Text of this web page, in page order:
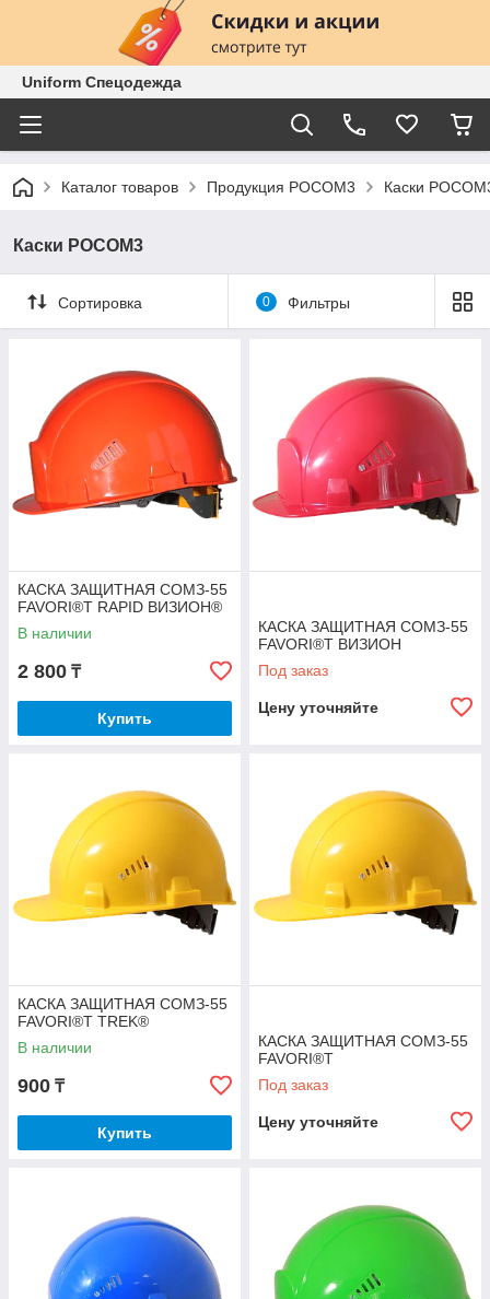
Uniform Спецодежда
Каталог товаров Продукция РОСОМ3 Каски
Каски РОСОМ3
Сортировка 0 Фильтры
КАСКА ЗАЩИТНАЯ СОМЗ-55
FAVORI®T RAPID ВИЗИОН®
В наличии
2 800 ₸
Купить
КАСКА ЗАЩИТНАЯ СОМЗ-55
FAVORI®T ВИЗИОН
Под заказ
Цену уточняйте
КАСКА ЗАЩИТНАЯ СОМЗ-55
FAVORI®T TREK®
В наличии
900 ₸
Купить
КАСКА ЗАЩИТНАЯ СОМЗ-55
FAVORI®T
Под заказ
Цену уточняйте